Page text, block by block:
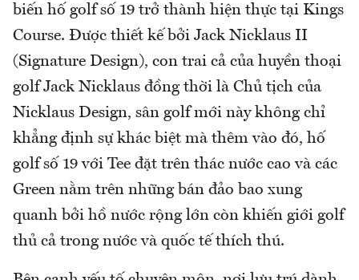
biến hố golf số 19 trở thành hiện thực tại Kings
Course. Được thiết kế bởi Jack Nicklaus II
(Signature Design), con trai cả của huyền thoại
golf Jack Nicklaus đồng thời là Chủ tịch của
Nicklaus Design, sân golf mới này không chỉ
khẳng định sự khác biệt mà thêm vào đó, hố
golf số 19 với Tee đặt trên thác nước cao và các
Green nằm trên những bán đảo bao xung
quanh bởi hồ nước rộng lớn còn khiến giới golf
thủ cả trong nước và quốc tế thích thú.